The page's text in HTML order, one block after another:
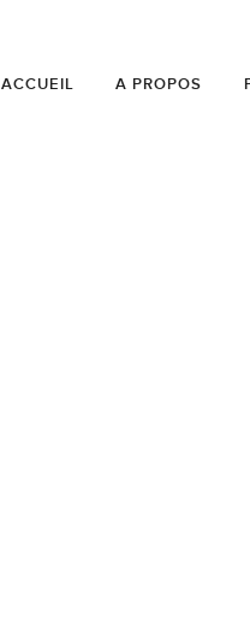
ACCUEIL A PROPOS